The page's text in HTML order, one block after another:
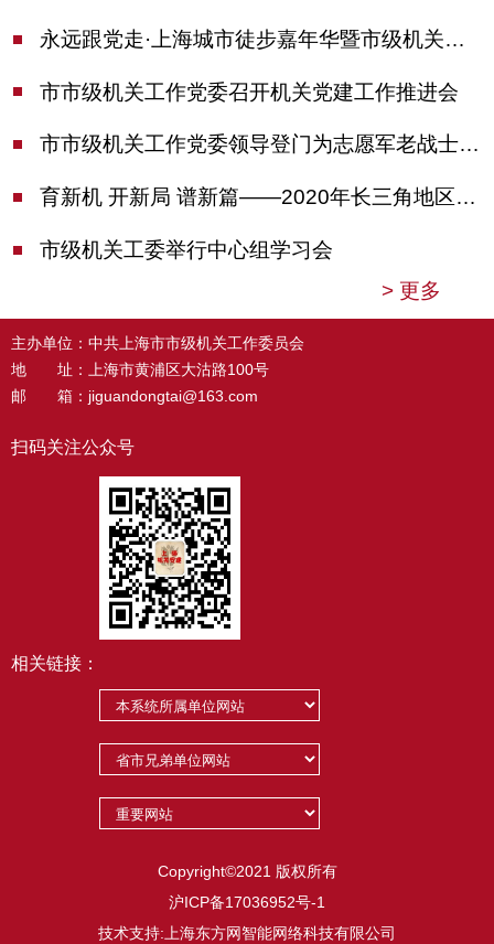
永远跟党走·上海城市徒步嘉年华暨市级机关运动会开幕
市市级机关工作党委召开机关党建工作推进会
市市级机关工作党委领导登门为志愿军老战士佩戴纪念章
育新机 开新局 谱新篇——2020年长三角地区机关党建工作研讨会在南京召开
市级机关工委举行中心组学习会
> 更多